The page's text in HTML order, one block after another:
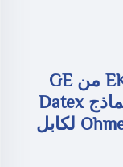
متوافق مع كابل توصيل EKG من GE
Marqutte 2017006-001، ونماذج Datex
Ohmeda E-PRESTN، M-PRESTN لكابل